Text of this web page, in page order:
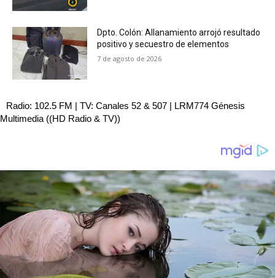
Dpto. Colón: Allanamiento arrojó resultado
positivo y secuestro de elementos
7 de agosto de 2026
Radio: 102.5 FM | TV: Canales 52 & 507 | LRM774 Génesis
Multimedia ((HD Radio & TV))